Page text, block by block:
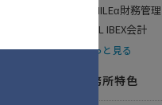
SMILEα財務管理
JDL IBEX会計
もっと見る
事務所特色